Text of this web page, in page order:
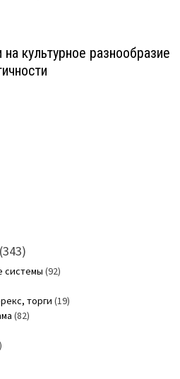
культурное разнообразие
(343)
системы (92)
торги (19)
(82)